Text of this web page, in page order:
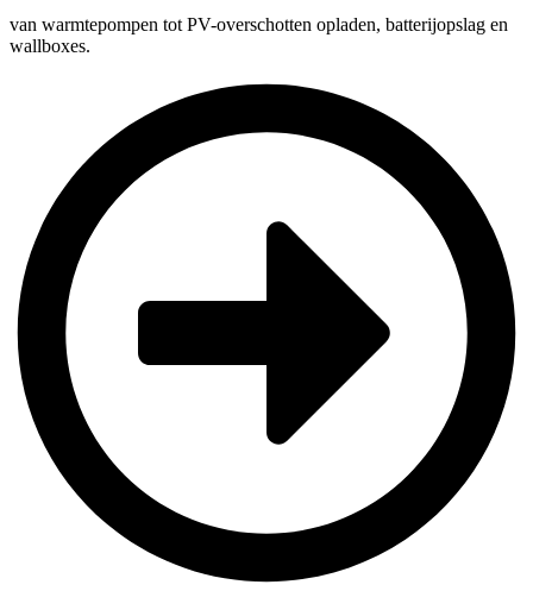
van warmtepompen tot PV-overschotten opladen, batterijopslag en
wallboxes.